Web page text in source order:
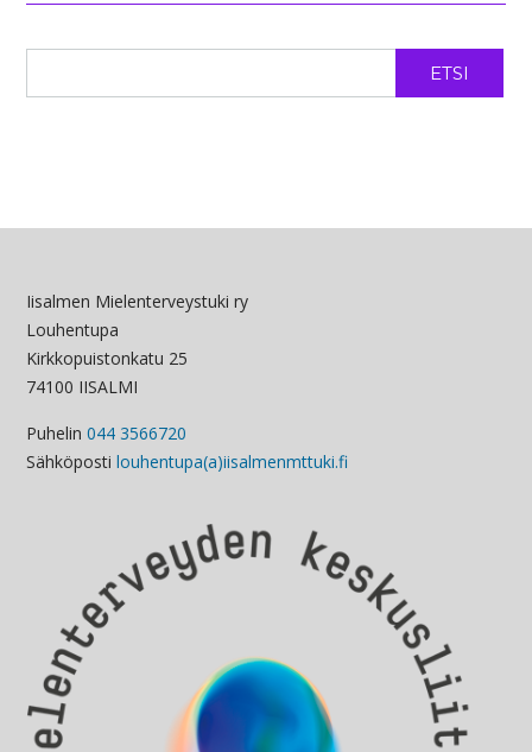
ETSI
Iisalmen Mielenterveystuki ry
Louhentupa
Kirkkopuistonkatu 25
74100 IISALMI
Puhelin 044 3566720
Sähköposti louhentupa(a)iisalmenmttuki.fi